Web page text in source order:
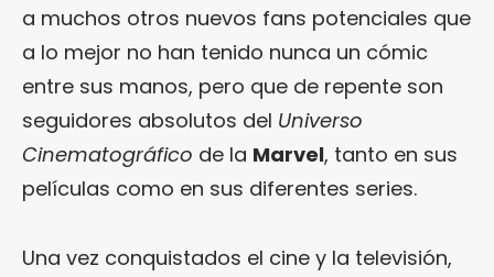
a muchos otros nuevos fans potenciales que
a lo mejor no han tenido nunca un cómic
entre sus manos, pero que de repente son
seguidores absolutos del Universo
Cinematográfico de la Marvel, tanto en sus
películas como en sus diferentes series.
Una vez conquistados el cine y la televisión,